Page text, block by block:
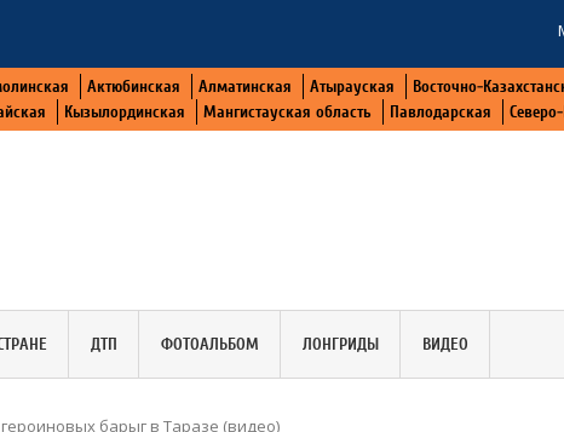
Актюбинская Алматинская Атырауская Восточно-
Кызылординская Мангистауская область Павлодарская
ДТП ФОТОАЛЬБОМ ЛОНГРИДЫ ВИДЕО
барыг в Таразе (видео)